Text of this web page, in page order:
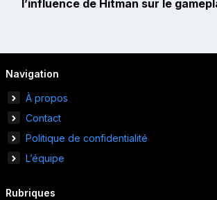
l’influence de Hitman sur le
Navigation
À propos
Contact
Politique de confidentialité
L’équipe
Rubriques